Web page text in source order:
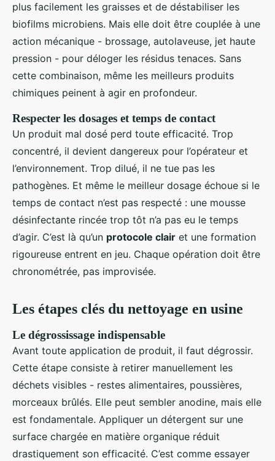
plus facilement les graisses et de déstabiliser les
biofilms microbiens. Mais elle doit être couplée à une
action mécanique - brossage, autolaveuse, jet haute
pression - pour déloger les résidus tenaces. Sans
cette combinaison, même les meilleurs produits
chimiques peinent à agir en profondeur.
Respecter les dosages et temps de contact
Un produit mal dosé perd toute efficacité. Trop
concentré, il devient dangereux pour l’opérateur et
l’environnement. Trop dilué, il ne tue pas les
pathogènes. Et même le meilleur dosage échoue si le
temps de contact n’est pas respecté : une mousse
désinfectante rincée trop tôt n’a pas eu le temps
d’agir. C’est là qu’un protocole clair et une formation
rigoureuse entrent en jeu. Chaque opération doit être
chronométrée, pas improvisée.
Les étapes clés du nettoyage en usine
Le dégrossissage indispensable
Avant toute application de produit, il faut dégrossir.
Cette étape consiste à retirer manuellement les
déchets visibles - restes alimentaires, poussières,
morceaux brûlés. Elle peut sembler anodine, mais elle
est fondamentale. Appliquer un détergent sur une
surface chargée en matière organique réduit
drastiquement son efficacité. C’est comme essayer